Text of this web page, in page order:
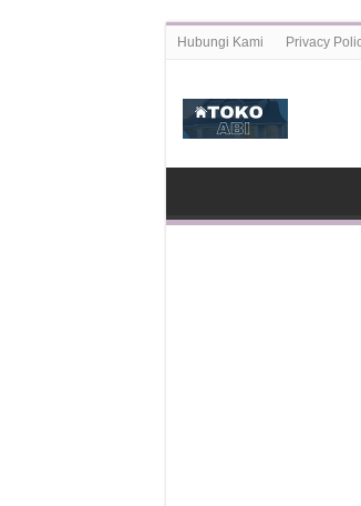
Hubungi Kami Privacy